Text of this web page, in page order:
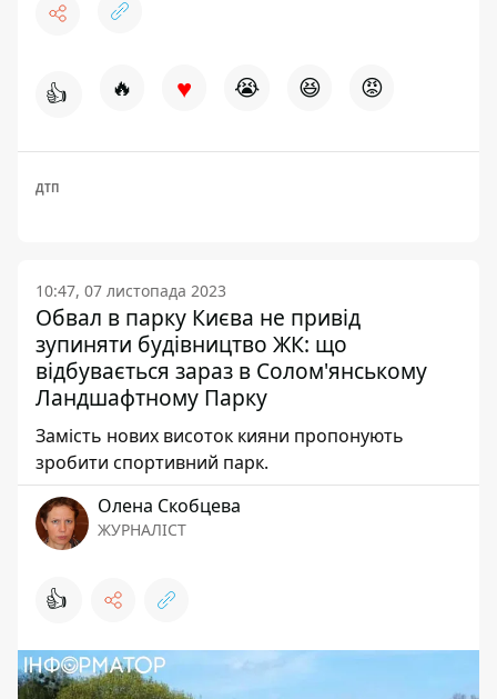
👍 🔥 ♥ 😭 😆 😡
ДТП
10:47, 07 листопада 2023
Обвал в парку Києва не привід
зупиняти будівництво ЖК: що
відбувається зараз в Солом'янському
Ландшафтному Парку
Замість нових висоток кияни пропонують
зробити спортивний парк.
Олена Скобцева
ЖУРНАЛІСТ
👍